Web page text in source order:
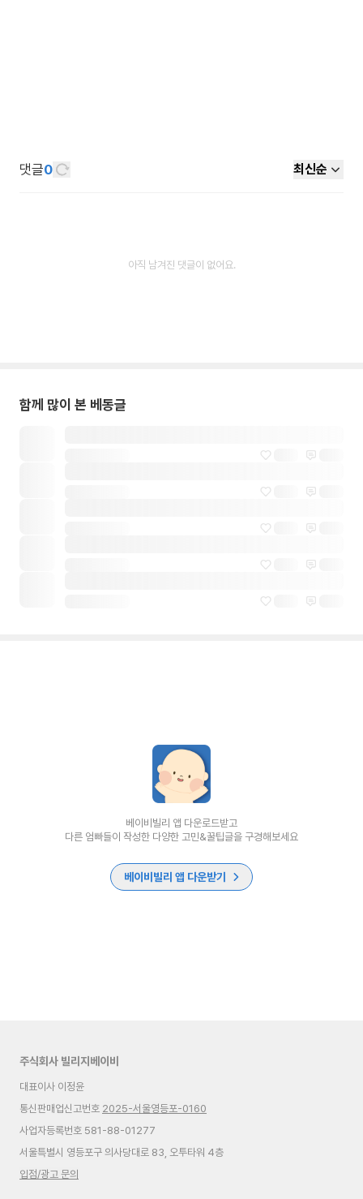
댓글0 최신순
아직 남겨진 댓글이 없어요.
함께 많이 본 베동글
베이비빌리 앱 다운로드받고
다른 엄빠들이 작성한 다양한 고민&꿀팁글을 구경해보세요
베이비빌리 앱 다운받기
주식회사 빌리지베이비
대표이사 이정윤
통신판매업신고번호 2025-서울영등포-0160
사업자등록번호 581-88-01277
서울특별시 영등포구 의사당대로 83, 오투타워 4층
입점/광고 문의